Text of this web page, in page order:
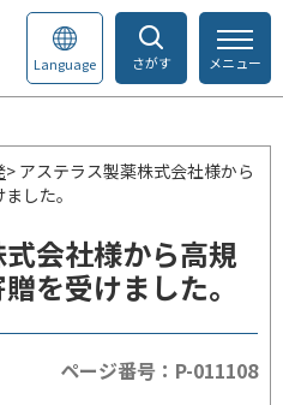
さがす
Language メニュー
> アステラス製薬株式会社様から
した。
会社様から高規
を受けました。
ページ番号：P-011108